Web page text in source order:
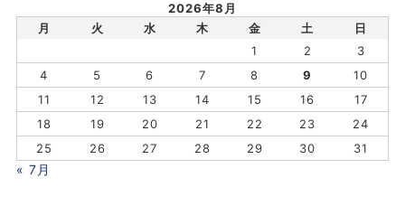
2026年8月
月
火 水 木 金 土
日
1
2
3
4
5 6 7 8 9
10
11
12 13 14 15 16
17
18
19 20 21 22 23
24
25
26 27 28 29 30 31
« 7月